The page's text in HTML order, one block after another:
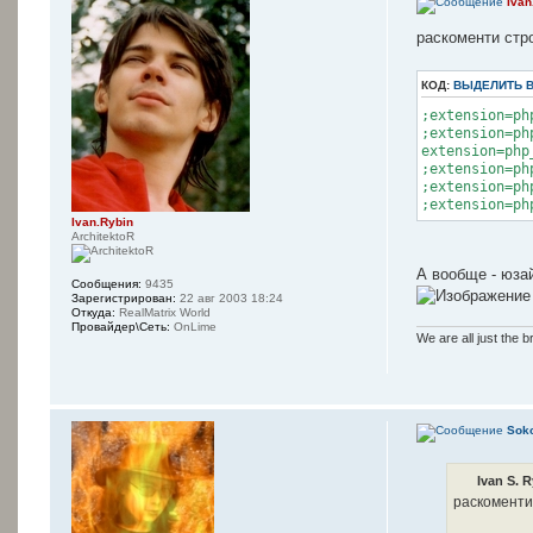
; Default
; Default
; Default
; Note that
; *Any* user
; and reveal
; file will be
раскоменти
КОД: ВЫДЕЛИТЬ
А вообще -
We are all just the
Ivan.Rybin
ArchitektoR
Сообщения: 9435
Зарегистрирован: 22 авг 2003 18:24
Откуда: RealMatrix World
Провайдер\Сеть: OnLime
Ivan S.